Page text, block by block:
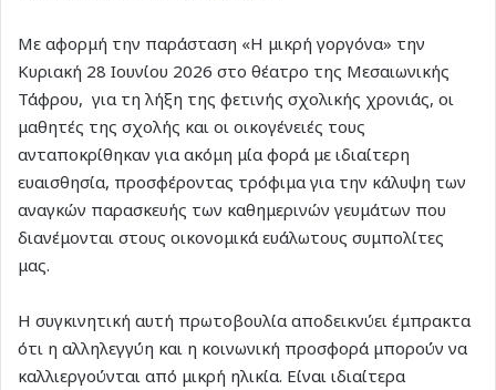
Με αφορμή την παράσταση «Η μικρή γοργόνα» την
Κυριακή 28 Ιουνίου 2026 στο θέατρο της Μεσαιωνικής
Τάφρου, για τη λήξη της φετινής σχολικής χρονιάς, οι
μαθητές της σχολής και οι οικογένειές τους
ανταποκρίθηκαν για ακόμη μία φορά με ιδιαίτερη
ευαισθησία, προσφέροντας τρόφιμα για την κάλυψη των
αναγκών παρασκευής των καθημερινών γευμάτων που
διανέμονται στους οικονομικά ευάλωτους συμπολίτες
μας.
Η συγκινητική αυτή πρωτοβουλία αποδεικνύει έμπρακτα
ότι η αλληλεγγύη και η κοινωνική προσφορά μπορούν να
καλλιεργούνται από μικρή ηλικία. Είναι ιδιαίτερα